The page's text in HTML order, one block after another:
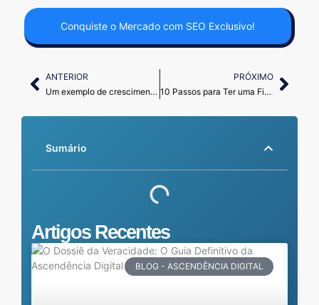
Conquiste o Mercado com SEO Exclusivo!
ANTERIOR
Um exemplo de crescimento com o google Meu Negócio: A História de Júnior Mafra
PRÓXIMO
10 Passos para Ter uma Ficha Bem Preenchida no Google em 2024
Sumário
Artigos Recentes
BLOG - ASCENDÊNCIA DIGITAL